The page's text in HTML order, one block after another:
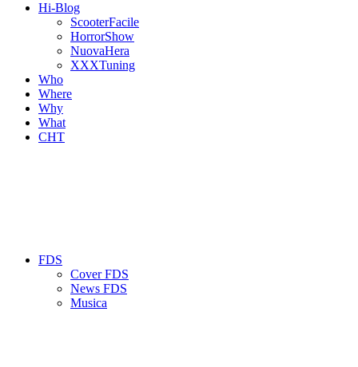
Hi-Blog
ScooterFacile
HorrorShow
NuovaHera
XXXTuning
Who
Where
Why
What
CHT
FDS
Cover FDS
News FDS
Musica